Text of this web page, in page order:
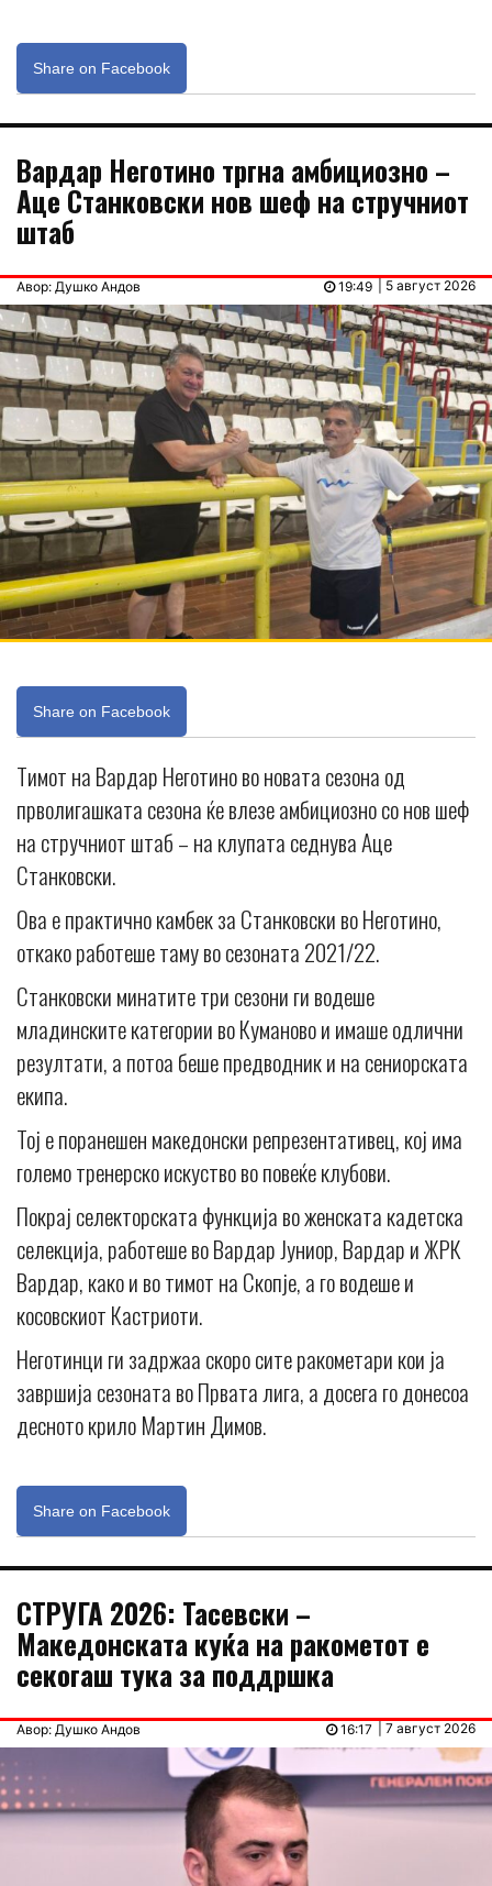
Share on Facebook
Вардар Неготино тргна амбициозно –
Аце Станковски нов шеф на стручниот
штаб
Авор: Душко Андов | 5 август 2026
19:49
Share on Facebook
Тимот на Вардар Неготино во новата сезона од
прволигашката сезона ќе влезе амбициозно со нов шеф
на стручниот штаб – на клупата седнува Аце
Станковски.
Ова е практично камбек за Станковски во Неготино,
откако работеше таму во сезоната 2021/22.
Станковски минатите три сезони ги водеше
младинските категории во Куманово и имаше одлични
резултати, а потоа беше предводник и на сениорската
екипа.
Тој е поранешен македонски репрезентативец, кој има
големо тренерско искуство во повеќе клубови.
Покрај селекторската функција во женската кадетска
селекција, работеше во Вардар Јуниор, Вардар и ЖРК
Вардар, како и во тимот на Скопје, а го водеше и
косовскиот Кастриоти.
Неготинци ги задржаа скоро сите ракометари кои ја
завршија сезоната во Првата лига, а досега го донесоа
десното крило Мартин Димов.
Share on Facebook
СТРУГА 2026: Тасевски –
Македонската куќа на ракометот е
секогаш тука за поддршка
Авор: Душко Андов | 7 август 2026
16:17